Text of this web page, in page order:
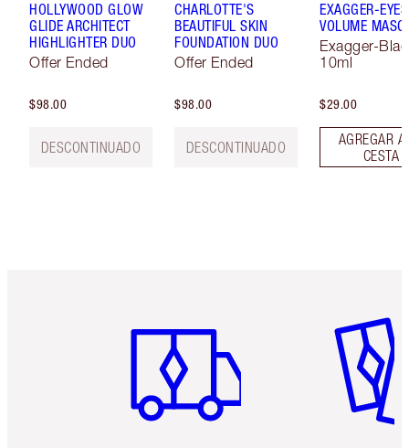
HOLLYWOOD GLOW
GLIDE ARCHITECT
HIGHLIGHTER DUO
Offer Ended
$98.00
DESCONTINUADO
CHARLOTTE'S
BEAUTIFUL SKIN
FOUNDATION DUO
Offer Ended
$98.00
DESCONTINUADO
EXAGGER-EYES
VOLUME
Exagger-
10ml
$29.00
AGREGAR
CESTA